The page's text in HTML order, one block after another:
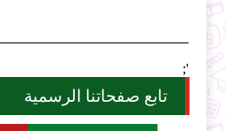
';
تابع صفحاتنا الرسمية